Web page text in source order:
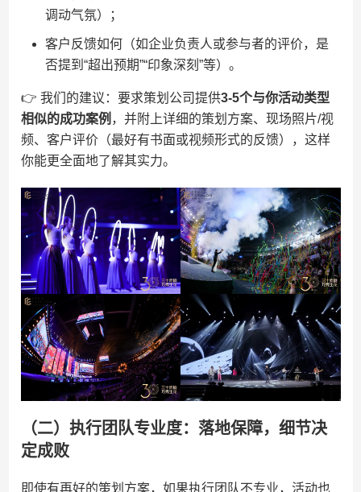
调动气氛）；
客户反馈如何（如企业负责人或参与者的评价，是
否提到“超出预期”“印象深刻”等）。
👉 我们的建议：要求策划公司提供​​3-5个与你活动类型
相似的成功案例​ ​，并附上详细的策划方案、现场照片/视
频、客户评价（最好有书面或视频形式的反馈），这样
你能更全面地了解其实力。
（二）执行团队专业度：落地保障，细节决
定成败
即使有再好的策划方案，如果执行团队不专业，活动也